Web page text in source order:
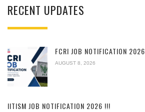
RECENT UPDATES
FCRI JOB NOTIFICATION 2026
AUGUST 8, 2026
IITISM JOB NOTIFICATION 2026 !!!